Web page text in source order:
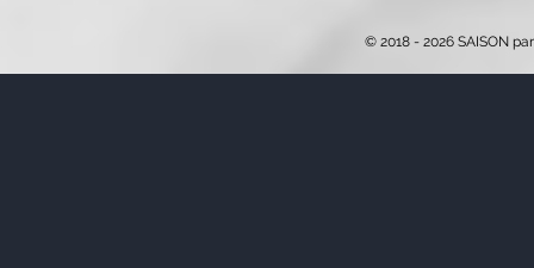
© 2018 - 2026 SAISON